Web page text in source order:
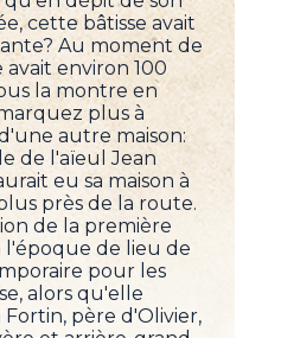
cette bâtisse avait
Au moment de
environ 100
la montre en
plus à
autre maison:
de l'aïeul Jean
eu sa maison à
près de la route.
de la première
l'époque de lieu de
pour les
alors qu'elle
père d'Olivier,